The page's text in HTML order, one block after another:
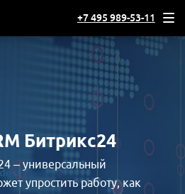
+7 495 989-53-11
Битрикс24
– универсальный
упростить работу, как